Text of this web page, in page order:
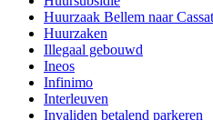
Huurzaak Bellem naar
Huurzaken
Illegaal gebouwd
Ineos
Infinimo
Interleuven
Invaliden betalend parkeren